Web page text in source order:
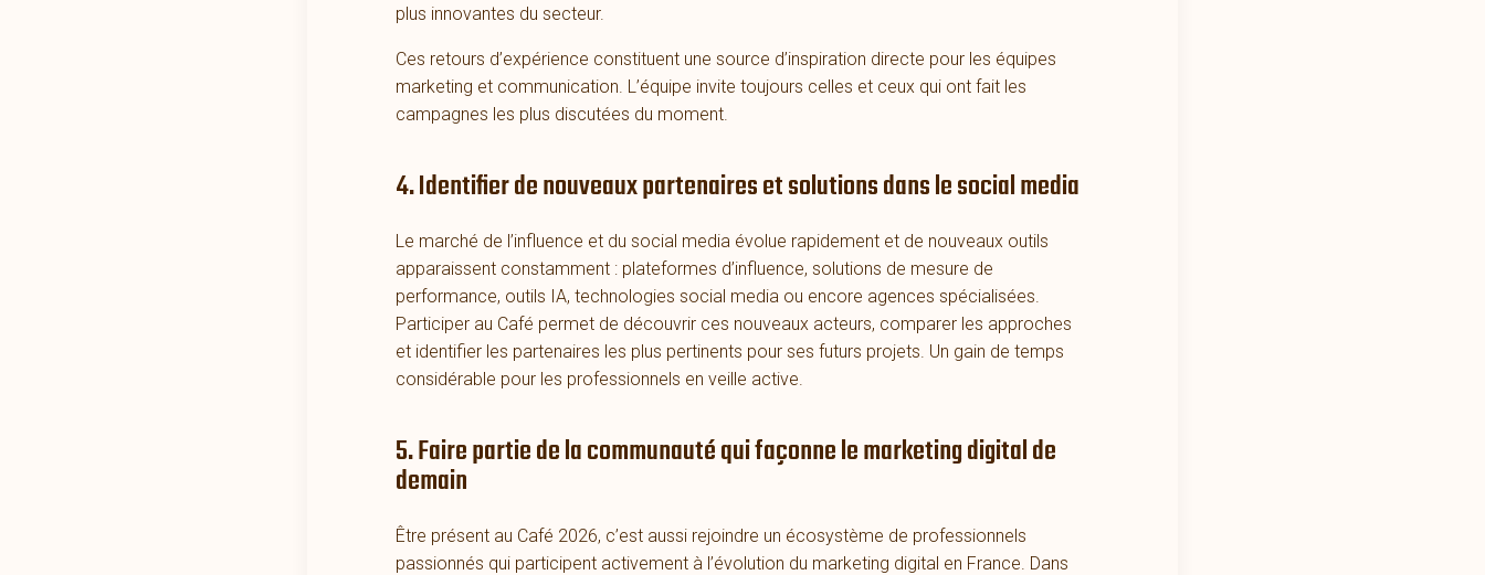
plus innovantes du secteur.
Ces retours d’expérience constituent une source d’inspiration directe pour les équipes
marketing et communication. L’équipe invite toujours celles et ceux qui ont fait les
campagnes les plus discutées du moment.
4. Identifier de nouveaux partenaires et solutions dans le social media
Le marché de l’influence et du social media évolue rapidement et de nouveaux outils
apparaissent constamment : plateformes d’influence, solutions de mesure de
performance, outils IA, technologies social media ou encore agences spécialisées.
Participer au Café permet de découvrir ces nouveaux acteurs, comparer les approches
et identifier les partenaires les plus pertinents pour ses futurs projets. Un gain de temps
considérable pour les professionnels en veille active.
5. Faire partie de la communauté qui façonne le marketing digital de
demain
Être présent au Café 2026, c’est aussi rejoindre un écosystème de professionnels
passionnés qui participent activement à l’évolution du marketing digital en France. Dans